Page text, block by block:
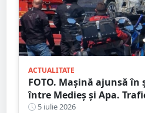
ACTUALITATE
FOTO. Mașină ajunsă în
între Medieș și Apa.
5 iulie 2026